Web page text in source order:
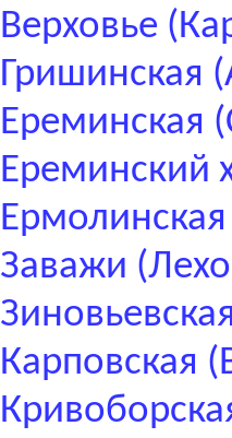
Верховье
Гришинская
Ереминская
Ереминский
Заважи
Карповская